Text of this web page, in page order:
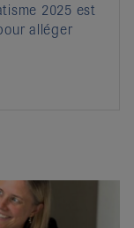
2025 est
alléger